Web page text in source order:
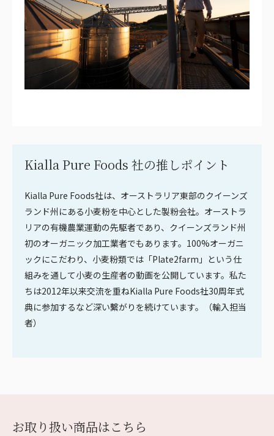
Kialla Pure Foods 社の推しポイント
Kialla Pure Foods社は、オーストラリア東部のクイーンズ
ランド州にある小麦粉を中心とした製粉会社。オーストラ
リアの有機農業運動の先駆者であり、クイーンズランド州
初のオーガニック加工業者でもあります。100%オーガニ
ックにこだわり、小麦粉類では「Plate2farm」という仕
組みを通して小麦の生産者の動画を公開しています。私た
ちは2012年以来交流を重ねKialla Pure Foods社30周年式
典に参加するなど深い繫がりを続けています。（輸入担当
者）
お取り扱い商品はこちら